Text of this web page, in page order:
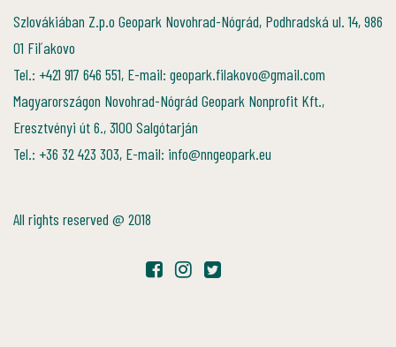
Szlovákiában Z.p.o Geopark Novohrad-Nógrád, Podhradská ul. 14, 986
01 Fiľakovo
Tel.: +421 917 646 551, E-mail: geopark.filakovo@gmail.com
Magyarországon Novohrad-Nógrád Geopark Nonprofit Kft.,
Eresztvényi út 6., 3100 Salgótarján
Tel.: +36 32 423 303, E-mail: info@nngeopark.eu
All rights reserved @ 2018